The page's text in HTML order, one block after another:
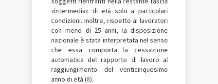
«intermedia» di età solo a particolari
condizioni. Inoltre, rispetto ai lavoratori
con meno di 25 anni, la disposizione
nazionale è stata interpretata nel senso
che essa comporta la cessazione
automatica del rapporto di lavoro al
raggiungimento del venticinquesimo
anno di età (8).